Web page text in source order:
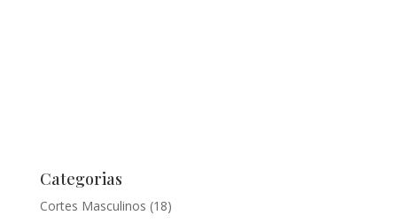
Categorias
Cortes Masculinos (18)